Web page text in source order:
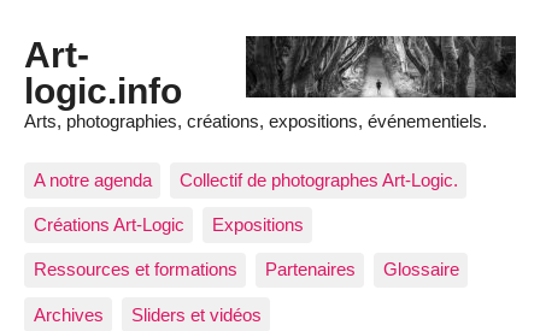
Art-
logic.info
Arts, photographies, créations, expositions, événementiels.
A notre agenda Collectif de photographes Art-Logic.
Créations Art-Logic Expositions
Ressources et formations Partenaires Glossaire
Archives Sliders et vidéos